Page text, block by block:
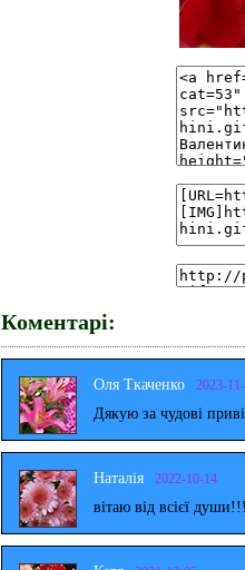
Коментарі:
Оля Ткаченко 2023-
Дякую за чудові
Наталія 2022-10-14
вітаю від всієї